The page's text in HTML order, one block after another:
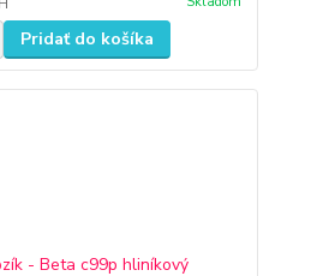
Pridať do košíka